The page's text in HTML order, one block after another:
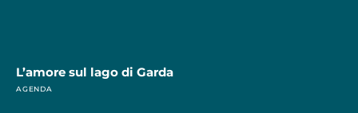
L’amore sul lago di Garda
AGENDA